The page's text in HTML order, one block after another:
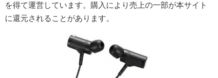
を得て運営しています。購入により売上の一部が本サイト
に還元されることがあります。